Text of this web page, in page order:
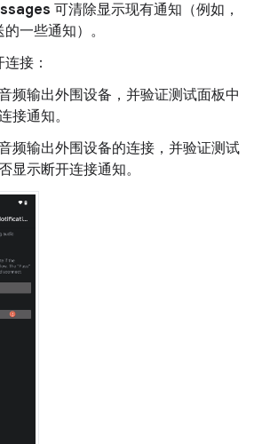
可清除显示现有通知（例如，
一些通知）。
接：
频输出外围设备，并验证测试面板中
接通知。
频输出外围设备的连接，并验证测试
显示断开连接通知。